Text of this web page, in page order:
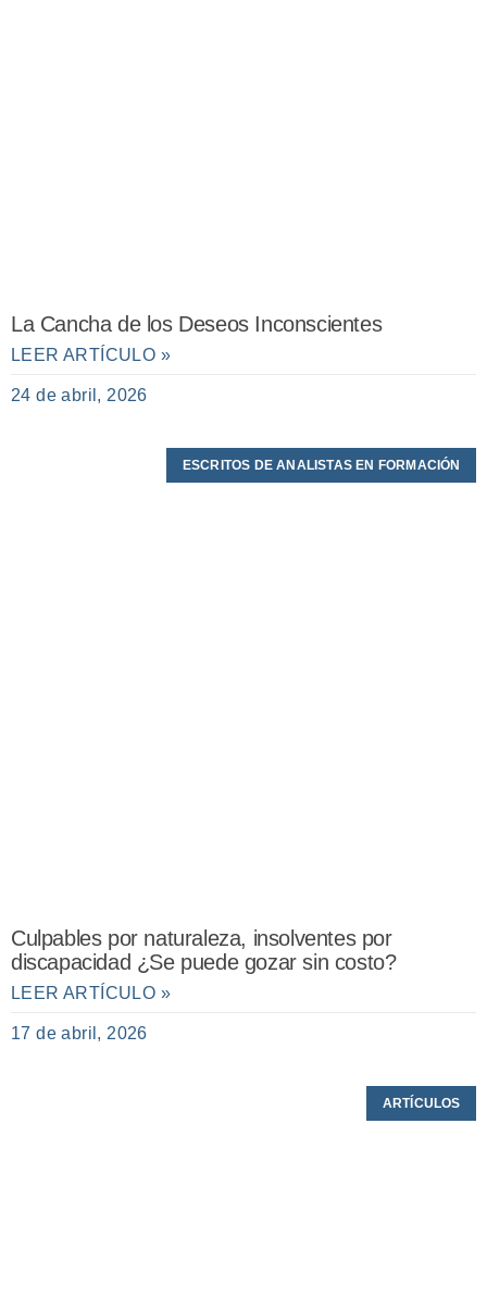
La Cancha de los Deseos Inconscientes
LEER ARTÍCULO »
24 de abril, 2026
ESCRITOS DE ANALISTAS EN FORMACIÓN
Culpables por naturaleza, insolventes por
discapacidad ¿Se puede gozar sin costo?
LEER ARTÍCULO »
17 de abril, 2026
ARTÍCULOS